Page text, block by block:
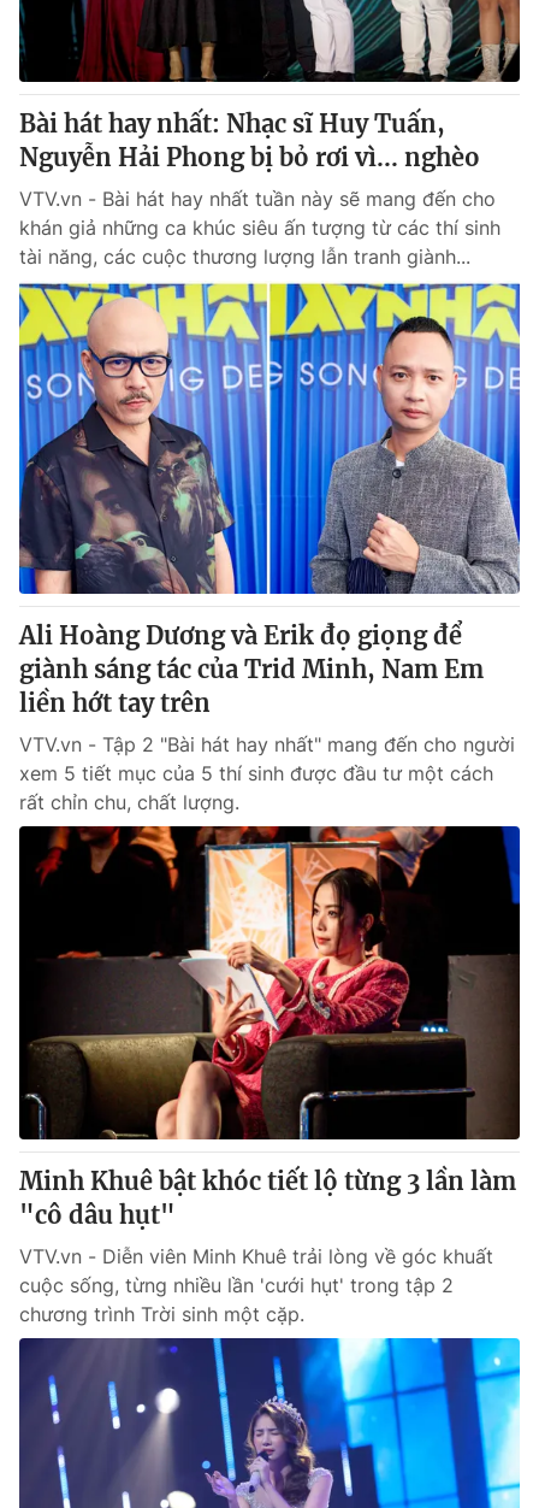
Bài hát hay nhất: Nhạc sĩ Huy Tuấn,
Nguyễn Hải Phong bị bỏ rơi vì... nghèo
VTV.vn - Bài hát hay nhất tuần này sẽ mang đến cho
khán giả những ca khúc siêu ấn tượng từ các thí sinh
tài năng, các cuộc thương lượng lẫn tranh giành...
Ali Hoàng Dương và Erik đọ giọng để
giành sáng tác của Trid Minh, Nam Em
liền hớt tay trên
VTV.vn - Tập 2 "Bài hát hay nhất" mang đến cho người
xem 5 tiết mục của 5 thí sinh được đầu tư một cách
rất chỉn chu, chất lượng.
Minh Khuê bật khóc tiết lộ từng 3 lần làm
"cô dâu hụt"
VTV.vn - Diễn viên Minh Khuê trải lòng về góc khuất
cuộc sống, từng nhiều lần 'cưới hụt' trong tập 2
chương trình Trời sinh một cặp.